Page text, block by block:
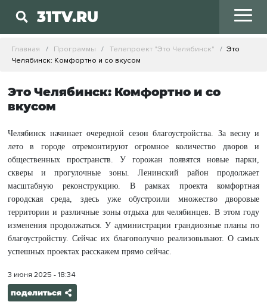
31TV.RU
Главная Программы Телепроект "Это Челябинск"
Это
Челябинск: Комфортно и со вкусом
Это Челябинск: Комфортно и со
вкусом
Челябинск начинает очередной сезон благоустройства. За весну и
лето в городе отремонтируют огромное количество дворов и
общественных пространств. У горожан появятся новые парки,
скверы и прогулочные зоны. Ленинский район продолжает
масштабную реконструкцию. В рамках проекта комфортная
городская среда, здесь уже обустроили множество дворовые
территории и различные зоны отдыха для челябинцев. В этом году
изменения продолжаться. У администрации грандиозные планы по
благоустройству. Сейчас их благополучно реализовывают. О самых
успешных проектах расскажем прямо сейчас.
3 июня 2025 - 18:34
поделиться